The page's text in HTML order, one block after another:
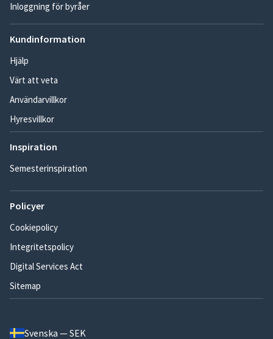
Inloggning för byråer
Kundinformation
Hjälp
Värt att veta
Användarvillkor
Hyresvillkor
Inspiration
Semesterinspiration
Policyer
Cookiepolicy
Integritetspolicy
Digital Services Act
Sitemap
Svenska — SEK